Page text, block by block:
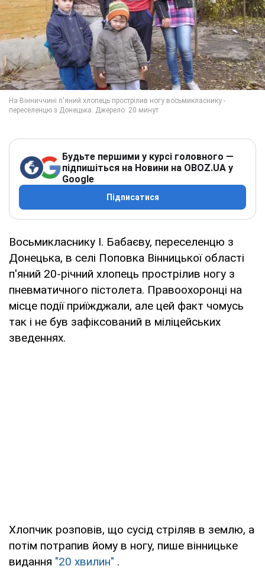
Будьте першими у курсі головного —
підпишіться на Новини на OBOZ.UA у
Google
Підписатися
Восьмикласнику І. Бабаєву, переселенцю з
Донецька, в селі Поповка Вінницької області
п'яний 20-річний хлопець прострілив ногу з
пневматичного пістолета. Правоохоронці на
місце події приїжджали, але цей факт чомусь
так і не був зафіксований в міліцейських
зведеннях.
Хлопчик розповів, що сусід стріляв в землю, а
потім потрапив йому в ногу, пише вінницьке
видання "20 хвилин" .